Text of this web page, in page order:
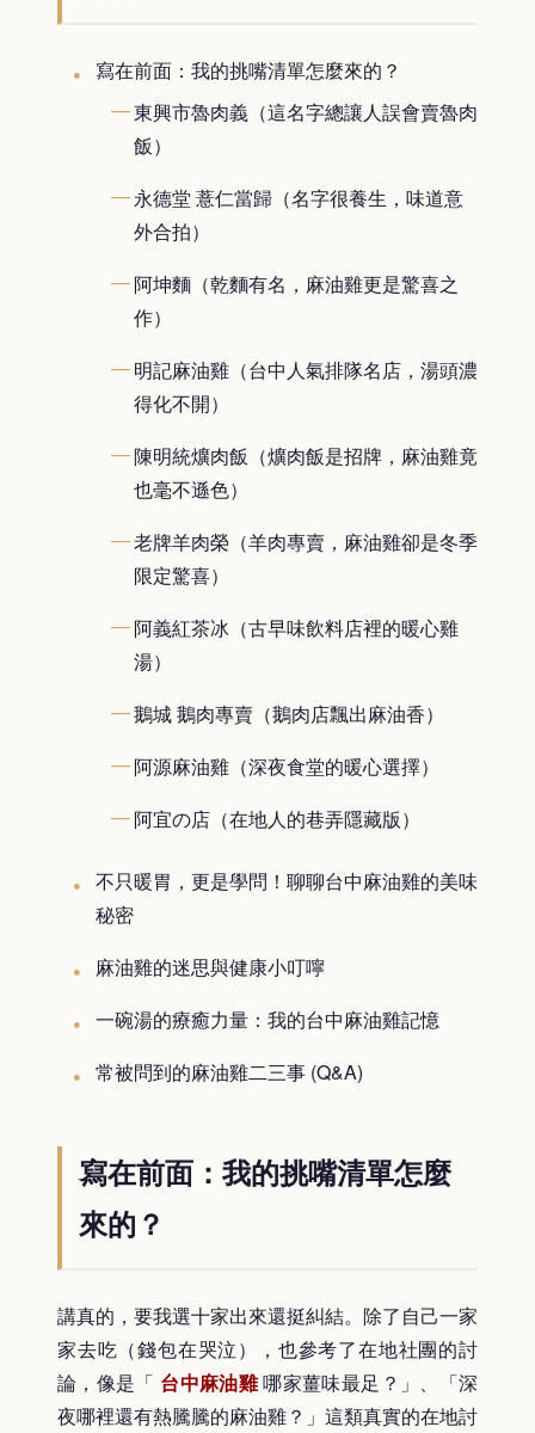
寫在前面：我的挑嘴清單怎麼來的？
東興市魯肉義（這名字總讓人誤會賣魯肉
飯）
永德堂 薏仁當歸（名字很養生，味道意
外合拍）
阿坤麵（乾麵有名，麻油雞更是驚喜之
作）
明記麻油雞（台中人氣排隊名店，湯頭濃
得化不開）
陳明統爌肉飯（爌肉飯是招牌，麻油雞竟
也毫不遜色）
老牌羊肉榮（羊肉專賣，麻油雞卻是冬季
限定驚喜）
阿義紅茶冰（古早味飲料店裡的暖心雞
湯）
鵝城 鵝肉專賣（鵝肉店飄出麻油香）
阿源麻油雞（深夜食堂的暖心選擇）
阿宜の店（在地人的巷弄隱藏版）
不只暖胃，更是學問！聊聊台中麻油雞的美味
秘密
麻油雞的迷思與健康小叮嚀
一碗湯的療癒力量：我的台中麻油雞記憶
常被問到的麻油雞二三事 (Q&A)
寫在前面：我的挑嘴清單怎麼
來的？
講真的，要我選十家出來還挺糾結。除了自己一家
家去吃（錢包在哭泣），也參考了在地社團的討
論，像是「 台中麻油雞哪家薑味最足？」、「深
夜哪裡還有熱騰騰的麻油雞？」這類真實的在地討